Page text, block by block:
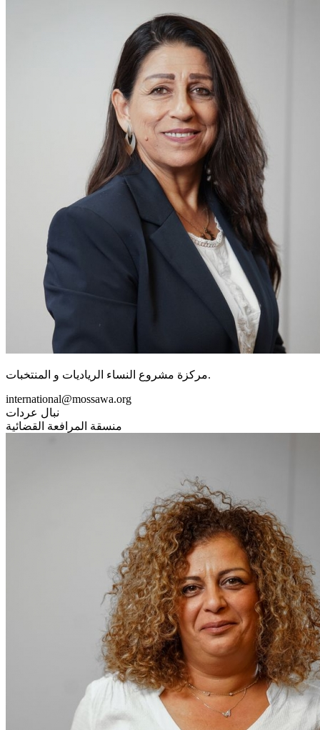
مركزة مشروع النساء الرياديات و المنتخبات.
international@mossawa.org
نبال عردات
منسقة المرافعة القضائية